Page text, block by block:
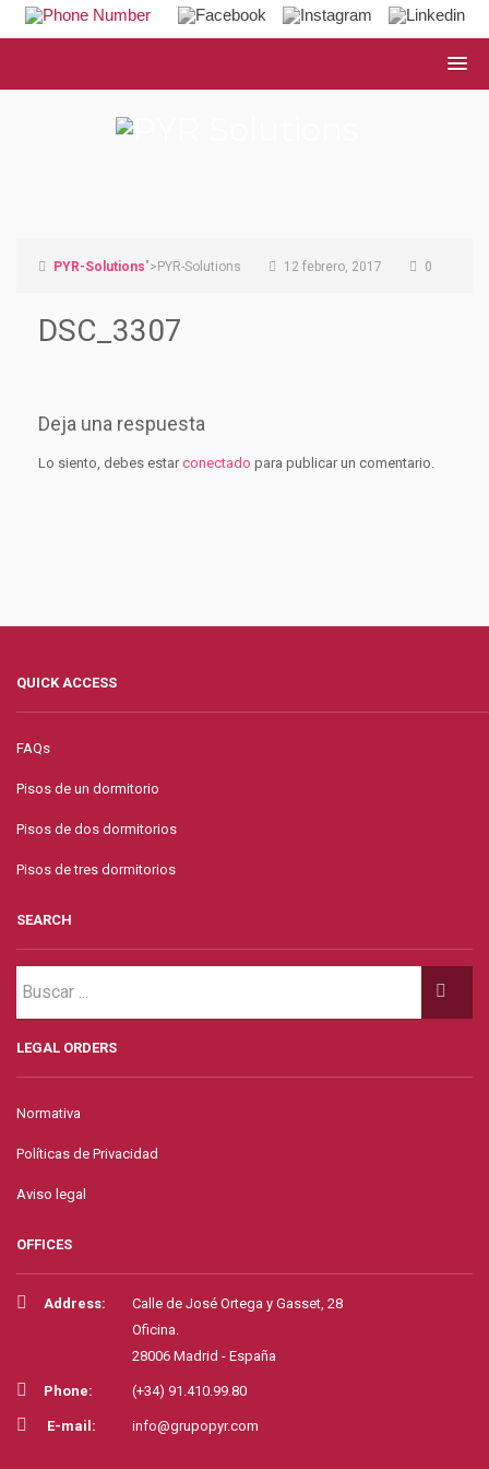
PYR-Solutions">PYR-Solutions 12 febrero, 2017 0
DSC_3307
Deja una respuesta
Lo siento, debes estarconectado para publicar un comentario.
QUICK ACCESS
FAQs
Pisos de un dormitorio
Pisos de dos dormitorios
Pisos de tres dormitorios
SEARCH
LEGAL ORDERS
Normativa
Políticas de Privacidad
Aviso legal
OFFICES
Address:
Calle de José Ortega y Gasset, 28
Oficina.
28006 Madrid - España
Phone: (+34) 91.410.99.80
E-mail: info@grupopyr.com